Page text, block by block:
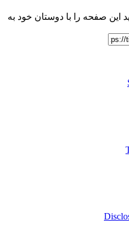
این صفحه را با دوستان خود به